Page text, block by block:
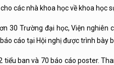
các nhà khoa học về khoa học
30 Trường đại học, Viện
cáo tại Hội nghị được trình bày
ban và 70 báo cáo poster.